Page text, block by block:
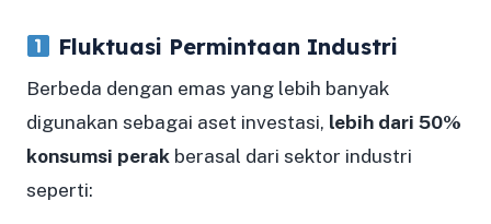
Fluktuasi Permintaan Industri
Berbeda dengan emas yang lebih banyak
digunakan sebagai aset investasi, lebih dari 50%
konsumsi perak berasal dari sektor industri
seperti: